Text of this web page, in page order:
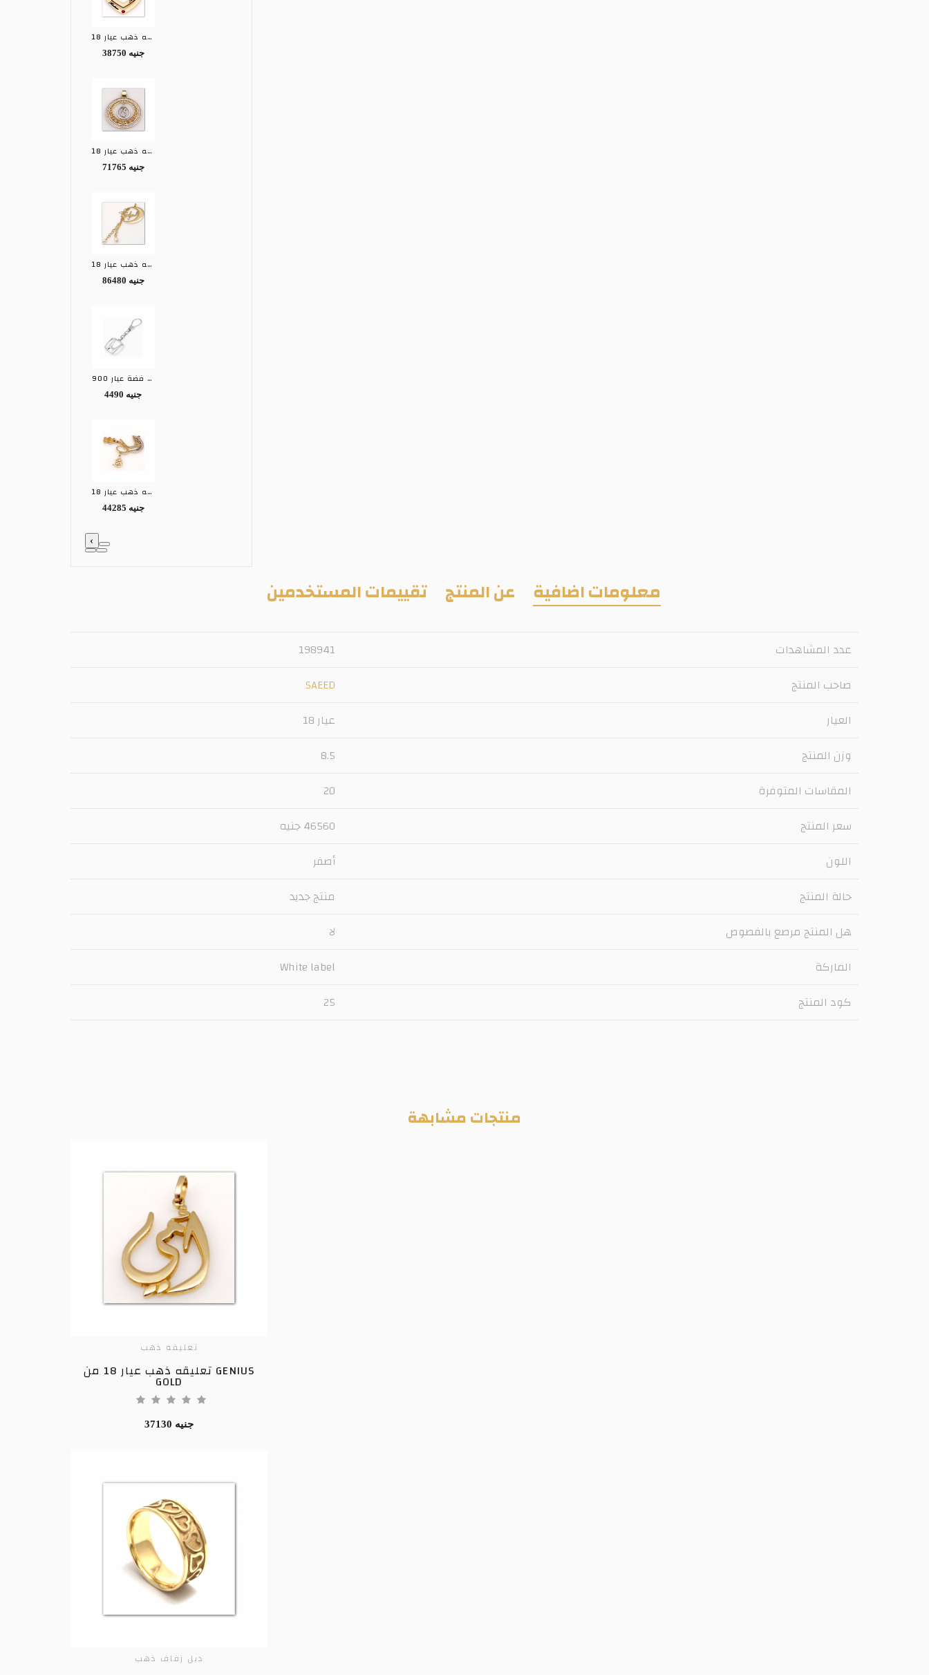
تعليقه ذهب عيار 18
38750 جنيه
تعليقه ذهب عيار 18
71765 جنيه
تعليقه ذهب عيار 18
86480 جنيه
ميدالية فضة عيار 900
4490 جنيه
تعليقه ذهب عيار 18
44285 جنيه
‹
معلومات اضافية عن المنتج تقييمات المستخدمين
عدد المشاهدات
198941
صاحب المنتج
SAEED
العيار
عيار 18
وزن المنتج
8.5
المقاسات المتوفرة
20
سعر المنتج
46560 جنيه
اللون
أصفر
حالة المنتج
منتج جديد
هل المنتج مرصع بالفصوص
لا
الماركة
White label
كود المنتج
25
منتجات مشابهة
ADD TO CART
تعليقه ذهب
تعليقه ذهب عيار 18 من GENIUS
GOLD
37130 جنيه
ADD TO CART
دبل زفاف ذهب